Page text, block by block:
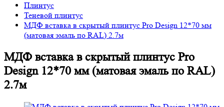
Плинтус
Теневой плинтус
МДФ вставка в скрытый плинтус Pro Design 12*70 мм
(матовая эмаль по RAL) 2.7м
МДФ вставка в скрытый плинтус Pro
Design 12*70 мм (матовая эмаль по RAL)
2.7м